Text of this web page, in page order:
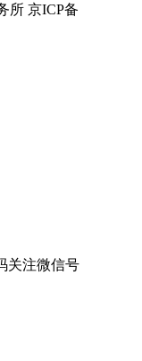
所 京ICP备
关注微信号